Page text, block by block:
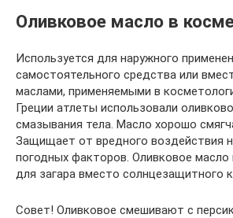
Оливковое масло в
Используется для наружного
самостоятельного средства или
маслами, применяемыми в
Греции атлеты использовали
смазывания тела. Масло хорошо
Защищает от вредного воздействия
погодных факторов. Оливковое масло
для загара вместо солнцезащитного
Совет! Оливковое смешивают с